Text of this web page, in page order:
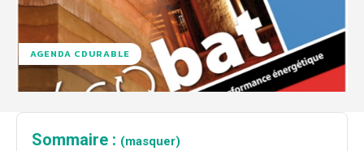
AGENDA CDURABLE
Sommaire : (masquer)